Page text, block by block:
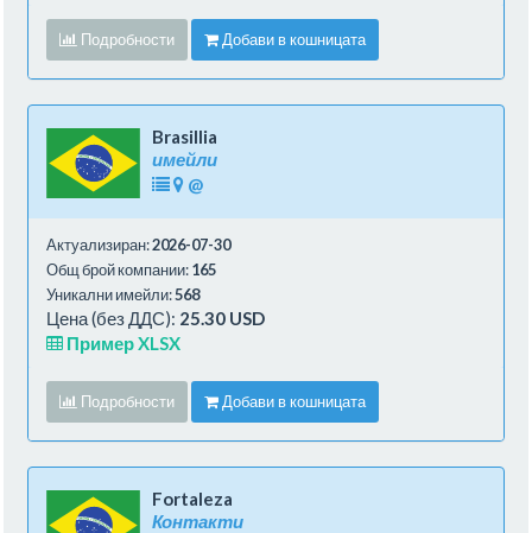
Подробности Добави в кошницата
Brasillia
имейли
@
Актуализиран:2026-07-30
Общ брой компании:165
Уникални имейли:568
Цена (без ДДС): 25.30 USD
Пример XLSX
Подробности Добави в кошницата
Fortaleza
Контакти